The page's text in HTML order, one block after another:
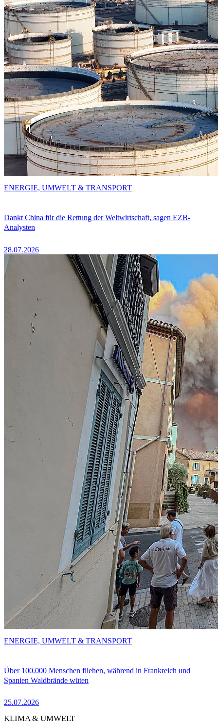
Dankt China für die Rettung der Weltwirtschaft, sagen EZB-
Analysten
28.07.2026
ENERGIE, UMWELT & TRANSPORT
Über 100.000 Menschen fliehen, während in Frankreich und
Spanien Waldbrände wüten
25.07.2026
ENERGIE, UMWELT & TRANSPORT
KLIMA & UMWELT